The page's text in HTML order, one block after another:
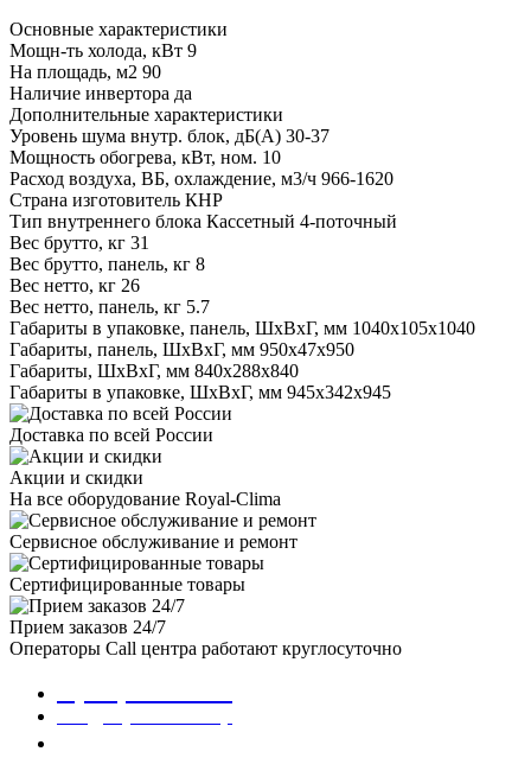
Основные характеристики
Мощн-ть холода, кВт 9
На площадь, м2 90
Наличие инвертора да
Дополнительные характеристики
Уровень шума внутр. блок, дБ(А) 30-37
Мощность обогрева, кВт, ном. 10
Расход воздуха, ВБ, охлаждение, м3/ч 966-1620
Страна изготовитель КНР
Тип внутреннего блока Кассетный 4-поточный
Вес брутто, кг 31
Вес брутто, панель, кг 8
Вес нетто, кг 26
Вес нетто, панель, кг 5.7
Габариты в упаковке, панель, ШxВxГ, мм 1040x105x1040
Габариты, панель, ШxВxГ, мм 950x47x950
Габариты, ШxВxГ, мм 840x288x840
Габариты в упаковке, ШxВxГ, мм 945x342x945
Доставка по всей России
Акции и скидки
На все оборудование Royal-Clima
Сервисное обслуживание и ремонт
Сертифицированные товары
Прием заказов 24/7
Операторы Call центра работают круглосуточно